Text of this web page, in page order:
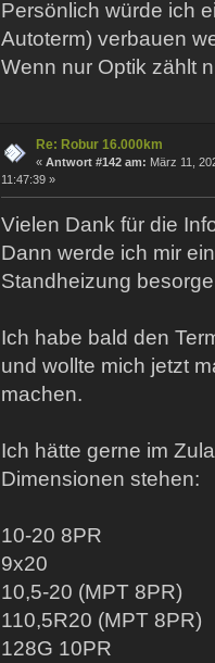
Persönlich würde ich
Autoterm) verbauen
Wenn nur Optik zählt
Re: Robur 16.000km
« Antwort #142 am: März 11,
11:47:39 »
Vielen Dank für die
Dann werde ich mir
Standheizung
Ich habe bald den
und wollte mich jetzt
machen.
Ich hätte gerne im
Dimensionen stehen:
10-20 8PR
9x20
10,5-20 (MPT 8PR)
110,5R20 (MPT 8PR)
128G 10PR